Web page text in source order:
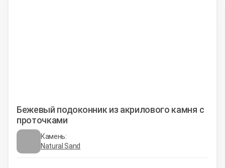
Бежевый подоконник из акрилового камня с
проточками
Камень:
Natural Sand